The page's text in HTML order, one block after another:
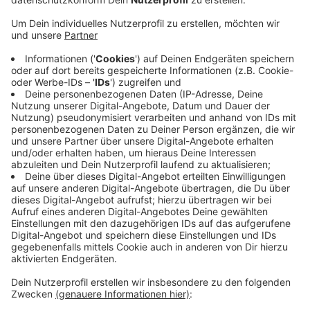
Ihr Auto überschlug sich und landete rechts von der
Straße auf dem Grünstreifen. Zeugen riefen die
Rettungskräfte, zufällig kam außerdem der LKW eines
Abschlepp-Unternehmens vorbei und half, das Auto
wieder auf die Räder zu stellen. Die Feuerwehr musste
die Frau dann mit schwerem Gerät aus dem Auto
befreien, die dann ins Krankenhaus gebracht wurde. Die
B7 war ab etwa 10 Uhr für eine gute Stunde gesperrt,
was heute im Berufsverkehr für viel Stau sorgte.
Anzeige